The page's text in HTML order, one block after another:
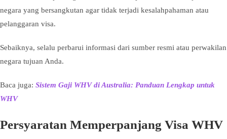
negara yang bersangkutan agar tidak terjadi kesalahpahaman atau
pelanggaran visa.
Sebaiknya, selalu perbarui informasi dari sumber resmi atau perwakilan
negara tujuan Anda.
Baca juga: Sistem Gaji WHV di Australia: Panduan Lengkap untuk
WHV
Persyaratan Memperpanjang Visa WHV